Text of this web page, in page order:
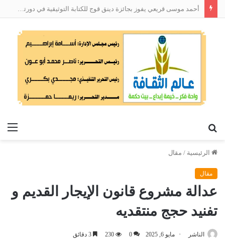
أحمد موسى قريعي يفوز بجائزة دينق قوج للكتابة التوثيقية في دورتها الأولى
الرئيسية / مقال
مقال
عدالة مشروع قانون الإيجار القديم و
تفنيد حجج منتقديه
الناشر مايو 6, 2025 0
230